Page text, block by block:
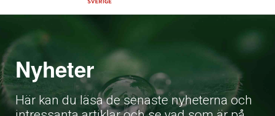
Nyheter
Här kan du läsa de senaste nyheterna och